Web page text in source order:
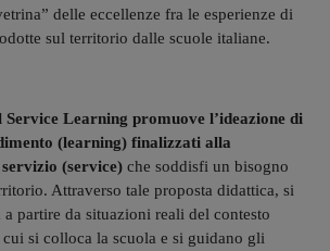
delle eccellenze fra le esperienze di
sul territorio dalle scuole italiane.
Learning promuove l’ideazione di
(learning) finalizzati alla
(service) che soddisfi un bisogno
Attraverso tale proposta didattica, si
partire da situazioni reali del contesto
si colloca la scuola e si guidano gli